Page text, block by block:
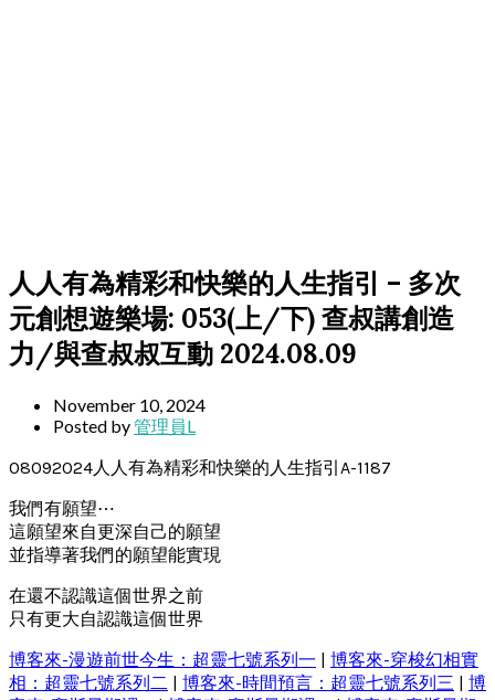
人人有為精彩和快樂的人生指引 – 多次
元創想遊樂場: 053(上/下) 查叔講創造
力/與查叔叔互動 2024.08.09
November 10, 2024
Posted by管理員L
08092024人人有為精彩和快樂的人生指引A-1187
我們有願望⋯
這願望來自更深自己的願望
並指導著我們的願望能實現
在還不認識這個世界之前
只有更大自認識這個世界
博客來-漫遊前世今生：超靈七號系列一
博客來-穿梭幻相實
相：超靈七號系列二
博客來-時間預言：超靈七號系列三
博